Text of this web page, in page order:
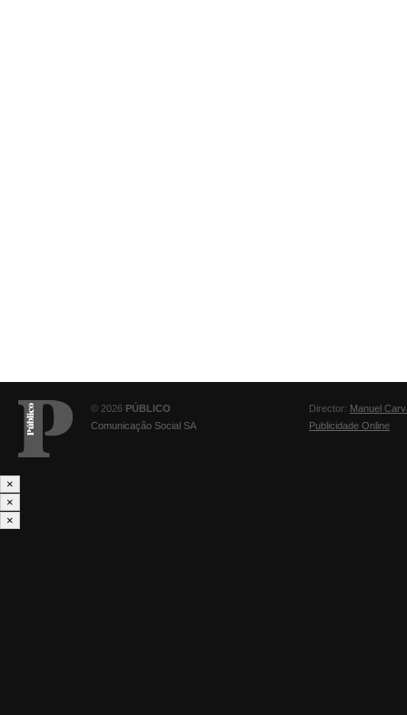
© 2026 PÚBLICO
Comunicação Social SA
Director: Manuel
Publicidade Online
×
×
×